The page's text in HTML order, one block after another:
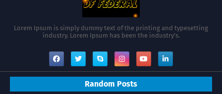
Lorem Ipsum is simply dummy text of the printing and typesetting
industry. Lorem Ipsum has been the industry's.
Random Posts